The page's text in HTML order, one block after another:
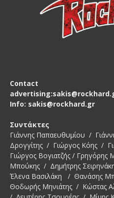
Contact
Info: sakis@rockhard.gr
Συντάκτες
Γιάννης Παπαευθυμίου /
Δρογγίτης / Γιώργος Κόης /
Γιώργος Βογιατζής /
Μπούκης / Δημήτρης
Έλενα Βασιλάκη / Θανάσης
Θοδωρής Μηνιάτης / Κώστας